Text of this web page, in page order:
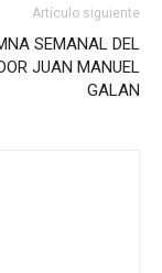
Artículo siguiente
SEMANAL DEL
JUAN MANUEL
GALAN